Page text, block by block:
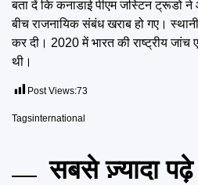
बता दें कि कनाडाई पीएम जस्टिन ट्रूडो
बीच राजनायिक संबंध खराब हो गए।
कर दी। 2020 में भारत की राष्ट्रीय जांच
थी।
Post Views:73
Tagsinternational
सबसे ज़्यादा